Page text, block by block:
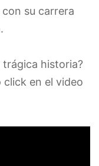
su carrera
trágica historia?
en el video